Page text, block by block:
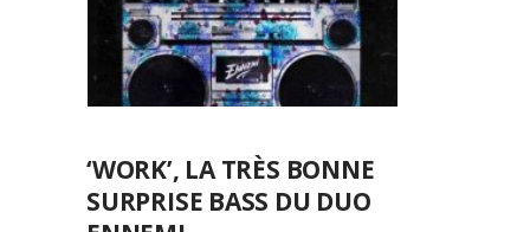
‘WORK’, LA TRÈS BONNE
SURPRISE BASS DU DUO